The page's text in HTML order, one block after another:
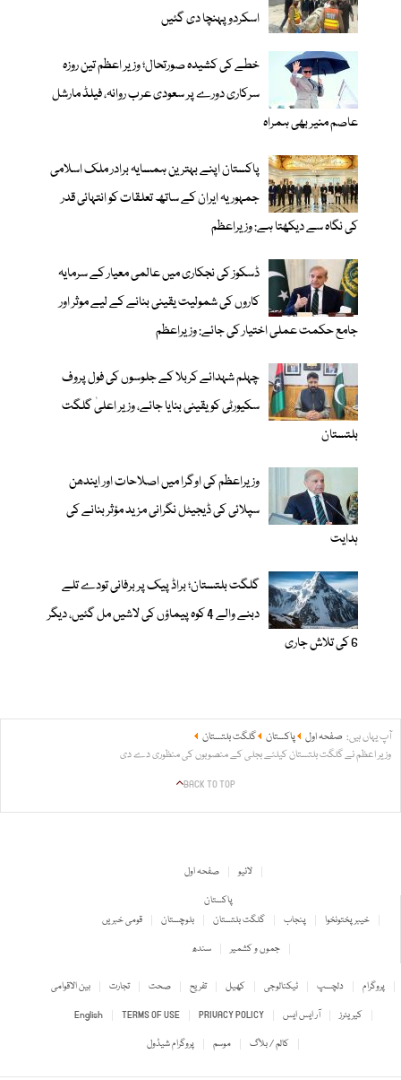
اسکردو پہنچا دی گئیں
خطے کی کشیدہ صورتحال؛ وزیر اعظم تین روزہ
سرکاری دورے پر سعودی عرب روانہ، فیلڈ مارشل
عاصم منیر بھی ہمراہ
پاکستان اپنے بہترین ہمسایہ برادر ملک اسلامی
جمہوریہ ایران کے ساتھ تعلقات کو انتہائی قدر
کی نگاہ سے دیکھتا ہے: وزیراعظم
ڈسکوز کی نجکاری میں عالمی معیار کے سرمایہ
کاروں کی شمولیت یقینی بنانے کے لیے موثر اور
جامع حکمت عملی اختیار کی جائے: وزیراعظم
چہلم شہدائے کربلا کے جلوسوں کی فول پروف
سکیورٹی کو یقینی بنایا جائے، وزیر اعلیٰ گلگت
بلتستان
وزیراعظم کی اوگرا میں اصلاحات اور ایندھن
سپلائی کی ڈیجیٹل نگرانی مزید مؤثر بنانے کی
ہدایت
گلگت بلتستان؛ براڈ پیک پر برفانی تودے تلے
دبنے والے 4 کوہ پیماؤں کی لاشیں مل گئیں، دیگر
6 کی تلاش جاری
آپ یہاں ہیں: صفحہ اول پاکستان
گلگت بلتستان
وزیر اعظم نے گلگت بلتستان کیلئے بجلی کے منصوبوں کی منظوری دے دی
BACK TO TOP
صفحہ اول
لائیو
پاکستان
قومی خبریں
بلوچستان گلگت بلتستان پنجاب
خیبر پختونخوا
سندھ
جموں و کشمیر
بین الاقوامی تجارت صحت تفریح کھیل ٹیکنالوجی دلچسپ
پروگرام
English
TERMS OF USE PRIVACY POLICY آر ایس ایس
کیریئرز
پروگرام شیڈول
موسم کالم / بلاگ